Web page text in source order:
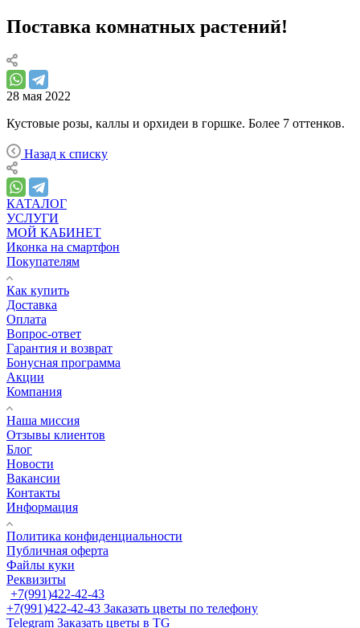
Поставка комнатных растений!
28 мая 2022
Кустовые розы, каллы и орхидеи в горшке. Более 7 оттенков.
Назад к списку
КАТАЛОГ
УСЛУГИ
МОЙ КАБИНЕТ
Иконка на смартфон
Покупателям
Как купить
Доставка
Оплата
Вопрос-ответ
Гарантия и возврат
Бонусная программа
Акции
Компания
Наша миссия
Отзывы клиентов
Блог
Новости
Вакансии
Контакты
Информация
Политика конфиденциальности
Публичная оферта
Файлы куки
Реквизиты
+7(991)422-42-43
+7(991)422-42-43 Заказать цветы по телефону
Telegram Заказать цветы в TG